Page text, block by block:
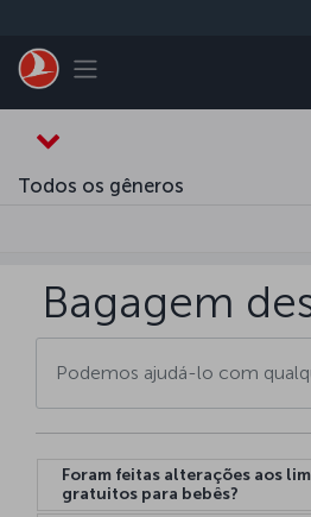
Toggle navigation
Todos os gêneros
Bagagem
Foram feitas alterações aos
gratuitos para bebês?